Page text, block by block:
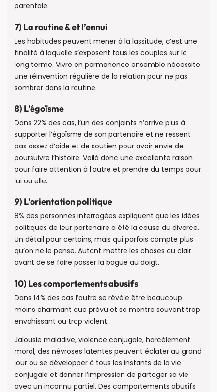
parentale.
7) La routine & et l’ennui
Les habitudes peuvent mener à la lassitude, c’est une
finalité à laquelle s’exposent tous les couples sur le
long terme. Vivre en permanence ensemble nécessite
une réinvention régulière de la relation pour ne pas
sombrer dans la routine.
8) L’égoïsme
Dans 22% des cas, l’un des conjoints n’arrive plus à
supporter l’égoïsme de son partenaire et ne ressent
pas assez d’aide et de soutien pour avoir envie de
poursuivre l’histoire. Voilà donc une excellente raison
pour faire attention à l’autre et prendre du temps pour
lui ou elle.
9) L’orientation politique
8% des personnes interrogées expliquent que les idées
politiques de leur partenaire a été la cause du divorce.
Un détail pour certains, mais qui parfois compte plus
qu’on ne le pense. Autant mettre les choses au clair
avant de se faire passer la bague au doigt.
10) Les comportements abusifs
Dans 14% des cas l’autre se révèle être beaucoup
moins charmant que prévu et se montre souvent trop
envahissant ou trop violent.
Jalousie maladive, violence conjugale, harcèlement
moral, des névroses latentes peuvent éclater au grand
jour ou se développer à tous les instants de la vie
conjugale et donner l’impression de partager sa vie
avec un inconnu partiel. Des comportements abusifs